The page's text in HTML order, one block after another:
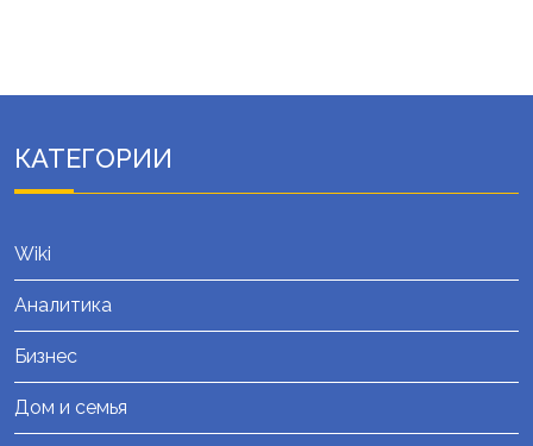
КАТЕГОРИИ
Wiki
Аналитика
Бизнес
Дом и семья